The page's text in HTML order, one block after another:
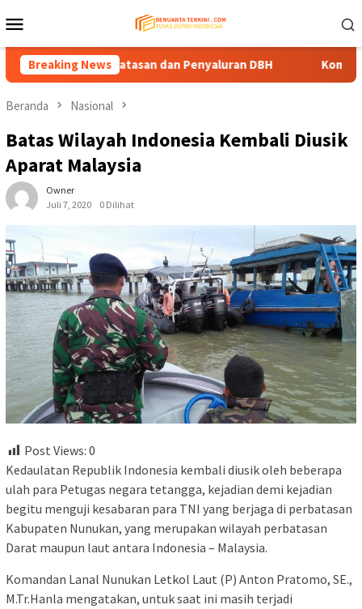
ke
Mobile
Breaking News
Perbatasan dan Penyaluran DBH Komisi IV DPRD
Beranda Nasional
Batas Wilayah Indonesia Kembali Diusik
Aparat Malaysia
Owner
Juli 7, 2020
0 Dilihat
Post Views: 0
Kedaulatan Republik Indonesia kembali diusik oleh beberapa
ulah para Petugas negara tetangga, kejadian demi kejadian
begitu menguji kesabaran para TNI yang berjaga di perbatasan
Kabupaten Nunukan, yang merupakan wilayah perbatasan
Darat maupun laut antara Indonesia – Malaysia.
Komandan Lanal Nunukan Letkol Laut (P) Anton Pratomo, SE.,
M.Tr.Hanla mengatakan, untuk saat ini masih terjadi